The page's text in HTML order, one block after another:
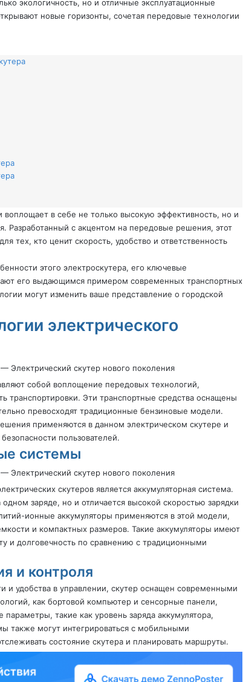
экологичность, но и отличные эксплуатационные
новые горизонты, сочетая передовые технологии
воплощает в себе не только высокую эффективность, но и
Разработанный с акцентом на передовые решения, этот
тех, кто ценит скорость, удобство и ответственность
этого электроскутера, его ключевые
его выдающимся примером современных транспортных
могут изменить ваше представление о городской
электрического
собой воплощение передовых технологий,
транспортировки. Эти транспортные средства оснащены
превосходят традиционные бензиновые модели.
применяются в данном электрическом скутере и
пользователей.
системы
скутеров является аккумуляторная система.
заряде, но и отличается высокой скоростью зарядки
ионные аккумуляторы применяются в этой модели,
и компактных размеров. Такие аккумуляторы имеют
и долговечность по сравнению с традиционными
и контроля
и удобства в управлении, скутер оснащен современными
как бортовой компьютер и сенсорные панели,
такие как уровень заряда аккумулятора,
также могут интегрироваться с мобильными
состояние скутера и планировать маршруты.